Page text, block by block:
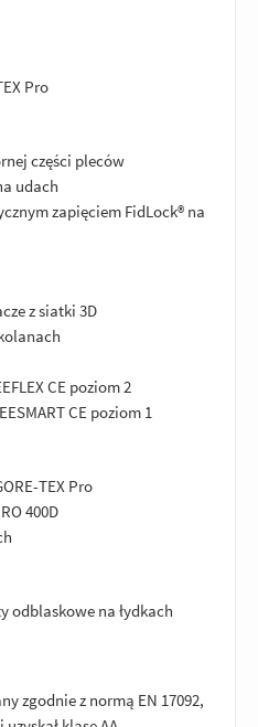
Pro
części pleców
udach
zapięciem FidLock® na
z siatki 3D
CE poziom 2
CE poziom 1
TEX Pro
400D
odblaskowe na łydkach
zgodnie z normą EN 17092,